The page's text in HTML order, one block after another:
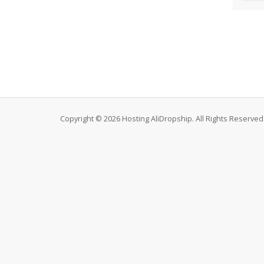
Copyright © 2026 Hosting AliDropship. All Rights